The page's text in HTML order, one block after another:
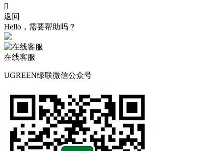

返回
Hello，需要帮助吗？
在线客服
UGREEN绿联微信公众号